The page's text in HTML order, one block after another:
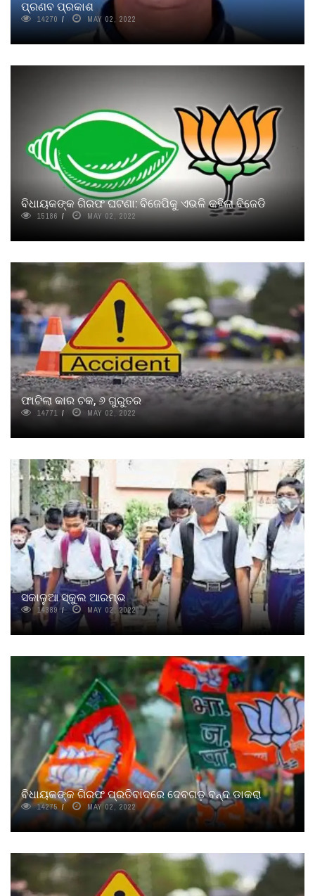
ପ୍ରଣବ ପ୍ରକାଶ
14270 MAY 02, 2022
ବିଧାୟକଙ୍କ ଗିରଫ ଘଟଣା: ବିଜେପିକୁ ଏଭଳି କହିଲା ବିଜେଡି
15186 MAY 02, 2022
ଫାଟିଲା କାର ଚକ, ୬ ଗୁରୁତର
14771 MAY 02, 2022
ସକାଳୁଆ ସ୍କୁଲ ଆରମ୍ଭ
14389 MAY 02, 2022
ବିଧାୟକଙ୍କ ଗିରଫ ପ୍ରତିବାଦରେ ଦେବଗଡ଼ ବନ୍ଦ ଡାକରା
14275 MAY 02, 2022